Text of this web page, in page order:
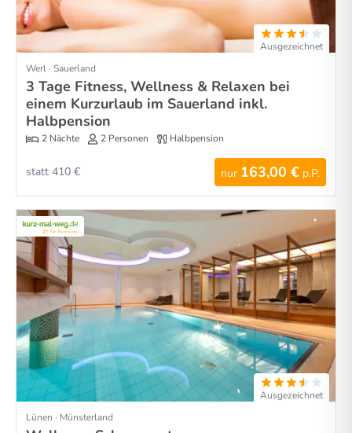
Ausgezeichnet
Werl · Sauerland
3 Tage Fitness, Wellness & Relaxen bei
einem Kurzurlaub im Sauerland inkl.
Halbpension
2 Nächte 2 Personen Halbpension
nur 163,00 € p.P.
statt 410 €
Ausgezeichnet
Lünen · Münsterland